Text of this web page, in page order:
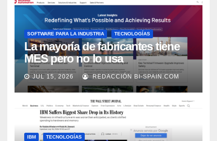
SOFTWARE PARA LA INDUSTRIA TECNOLOGÍAS
La mayoría de fabricantes tiene
MES pero no lo usa
adecuadamente, según Rockwell
Automation
JUL 15, 2026 REDACCIÓN BI-SPAIN.COM
IBM TECNOLOGÍAS